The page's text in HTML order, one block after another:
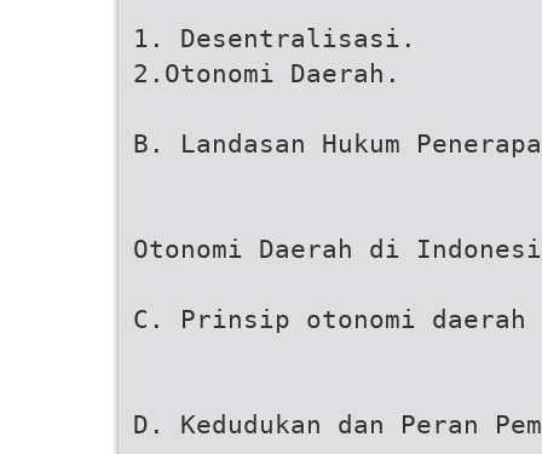
1. Desentralisasi.
2.Otonomi Daerah.
B. Landasan Hukum
Otonomi Daerah di
C. Prinsip otonomi daerah
D. Kedudukan dan Peran